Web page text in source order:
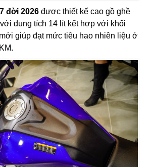
đời 2026 được thiết kế cao gồ ghề
dung tích 14 lít kết hợp với khối
giúp đạt mức tiêu hao nhiên liệu ở